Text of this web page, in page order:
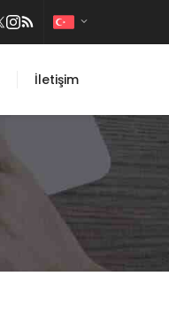
İletişim